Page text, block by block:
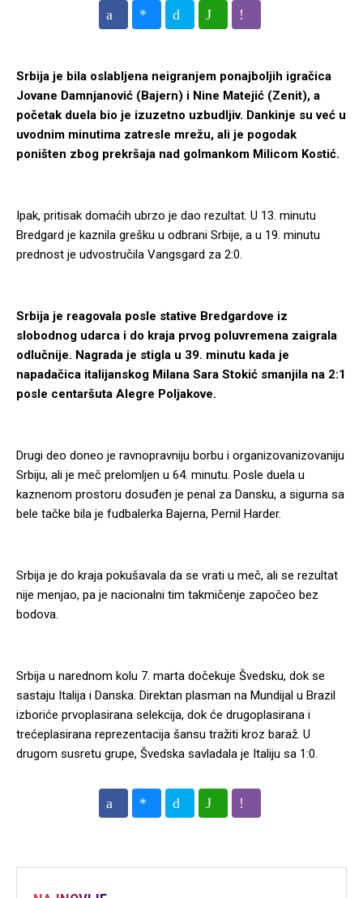
Srbija je bila oslabljena neigranjem ponajboljih igračica
Jovane Damnjanović (Bajern) i Nine Matejić (Zenit), a
početak duela bio je izuzetno uzbudljiv. Dankinje su već u
uvodnim minutima zatresle mrežu, ali je pogodak
poništen zbog prekršaja nad golmankom Milicom Kostić.
Ipak, pritisak domaćih ubrzo je dao rezultat. U 13. minutu
Bredgard je kaznila grešku u odbrani Srbije, a u 19. minutu
prednost je udvostručila Vangsgard za 2:0.
Srbija je reagovala posle stative Bredgardove iz
slobodnog udarca i do kraja prvog poluvremena zaigrala
odlučnije. Nagrada je stigla u 39. minutu kada je
napadačica italijanskog Milana Sara Stokić smanjila na 2:1
posle centaršuta Alegre Poljakove.
Drugi deo doneo je ravnopravniju borbu i organizovanizovaniju
Srbiju, ali je meč prelomljen u 64. minutu. Posle duela u
kaznenom prostoru dosuđen je penal za Dansku, a sigurna sa
bele tačke bila je fudbalerka Bajerna, Pernil Harder.
Srbija je do kraja pokušavala da se vrati u meč, ali se rezultat
nije menjao, pa je nacionalni tim takmičenje započeo bez
bodova.
Srbija u narednom kolu 7. marta dočekuje Švedsku, dok se
sastaju Italija i Danska. Direktan plasman na Mundijal u Brazil
izboriće prvoplasirana selekcija, dok će drugoplasirana i
trećeplasirana reprezentacija šansu tražiti kroz baraž. U
drugom susretu grupe, Švedska savladala je Italiju sa 1:0.